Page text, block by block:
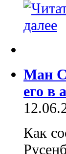
Ман
его в
Как